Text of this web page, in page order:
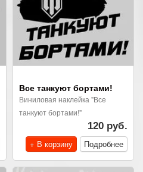
Все танкуют бортами!
Виниловая наклейка "Все
танкуют бортами!"
120 руб.
+ В корзину
Подробнее